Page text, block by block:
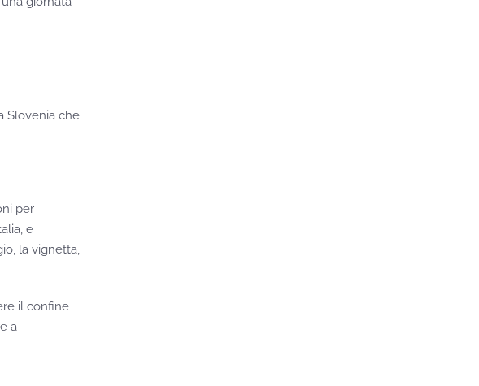
Slovenia che
per
e
la vignetta,
il confine
a